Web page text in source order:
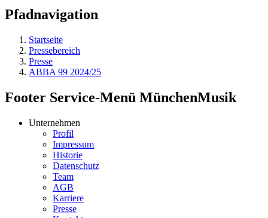
Pfadnavigation
Startseite
Pressebereich
Presse
ABBA 99 2024/25
Footer Service-Menü MünchenMusik
Unternehmen
Profil
Impressum
Historie
Datenschutz
Team
AGB
Karriere
Presse